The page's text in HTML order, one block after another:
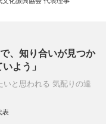
、知り合いが見つか
いよう」
いと思われる 気配りの達
表